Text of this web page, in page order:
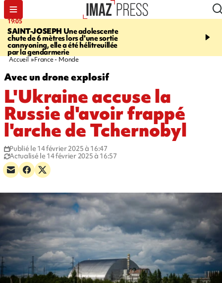
19:05
SAINT-JOSEPH Une adolescente
chute de 6 mètres lors d'une sortie
cannyoning, elle a été hélitreuillée
par la gendarmerie
20:44
rouée de coups,
Accueil France - Monde
Avec un drone explosif
L'Ukraine accuse la
Russie d'avoir frappé
l'arche de Tchernobyl
Publié le 14 février 2025 à 16:47
Actualisé le 14 février 2025 à 16:57